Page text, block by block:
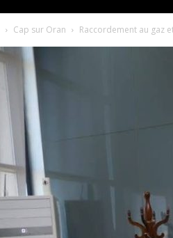
Cap sur Oran Raccordement au gaz